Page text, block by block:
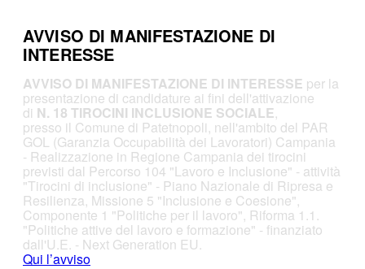
AVVISO DI MANIFESTAZIONE DI
INTERESSE
AVVISO DI MANIFESTAZIONE DI INTERESSE per la
presentazione di candidature ai fini dell'attivazione
di N. 18 TIROCINI INCLUSIONE SOCIALE,
presso il Comune di Patetnopoli, nell'ambito del PAR
GOL (Garanzia Occupabilità dei Lavoratori) Campania
- Realizzazione in Regione Campania dei tirocini
previsti dal Percorso 104 "Lavoro e Inclusione" - attività
"Tirocini di inclusione" - Piano Nazionale di Ripresa e
Resilienza, Missione 5 "Inclusione e Coesione",
Componente 1 "Politiche per il lavoro", Riforma 1.1.
"Politiche attive del lavoro e formazione" - finanziato
dall'U.E. - Next Generation EU.
Qui l’avviso